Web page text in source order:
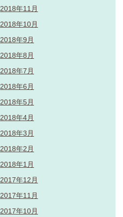
2018年11月
2018年10月
2018年9月
2018年8月
2018年7月
2018年6月
2018年5月
2018年4月
2018年3月
2018年2月
2018年1月
2017年12月
2017年11月
2017年10月